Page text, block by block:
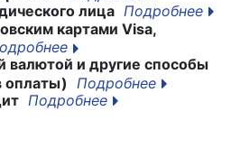
лица Подробнее
картами Visa,
валютой и другие способы
оплаты)
Подробнее
Подробнее